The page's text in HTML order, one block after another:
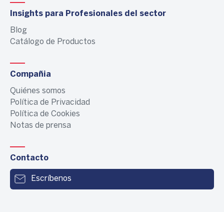
Insights para Profesionales del sector
Blog
Catálogo de Productos
Compañia
Quiénes somos
Política de Privacidad
Política de Cookies
Notas de prensa
Contacto
Escríbenos